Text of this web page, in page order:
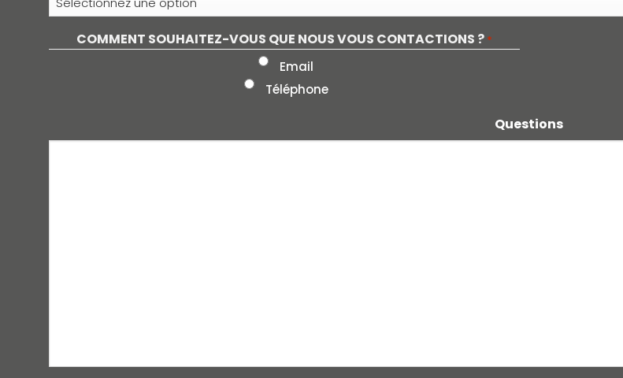
COMMENT SOUHAITEZ-VOUS QUE NOUS VOUS CONTACTIONS ? *
Email
Téléphone
Questions